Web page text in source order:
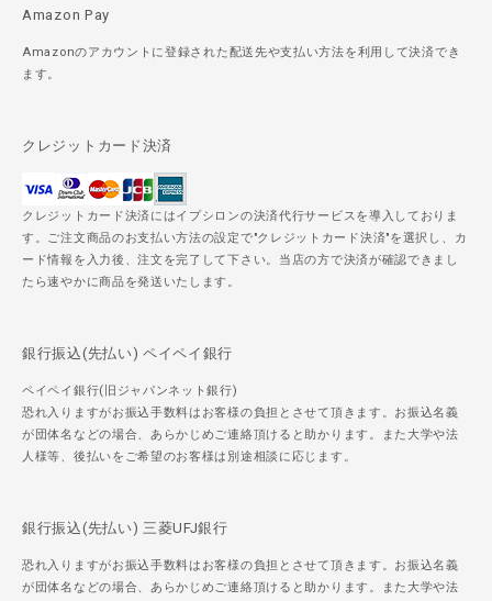
Amazon Pay
Amazonのアカウントに登録された配送先や支払い方法を利用して決済でき
ます。
クレジットカード決済
クレジットカード決済にはイプシロンの決済代行サービスを導入しておりま
す。ご注文商品のお支払い方法の設定で"クレジットカード決済"を選択し、カ
ード情報を入力後、注文を完了して下さい。当店の方で決済が確認できまし
たら速やかに商品を発送いたします。
銀行振込(先払い) ペイペイ銀行
ペイペイ銀行(旧ジャパンネット銀行)
恐れ入りますがお振込手数料はお客様の負担とさせて頂きます。お振込名義
が団体名などの場合、あらかじめご連絡頂けると助かります。また大学や法
人様等、後払いをご希望のお客様は別途相談に応じます。
銀行振込(先払い) 三菱UFJ銀行
恐れ入りますがお振込手数料はお客様の負担とさせて頂きます。お振込名義
が団体名などの場合、あらかじめご連絡頂けると助かります。また大学や法